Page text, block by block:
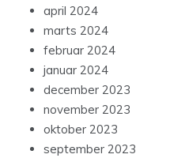
april 2024
marts 2024
februar 2024
januar 2024
december 2023
november 2023
oktober 2023
september 2023